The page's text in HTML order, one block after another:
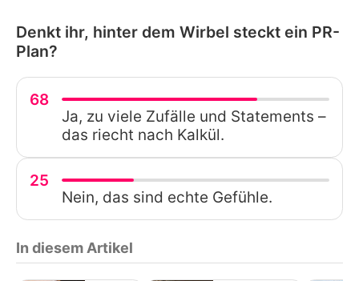
Denkt ihr, hinter dem Wirbel steckt ein PR-
Plan?
68
Ja, zu viele Zufälle und Statements –
das riecht nach Kalkül.
25
Nein, das sind echte Gefühle.
In diesem Artikel